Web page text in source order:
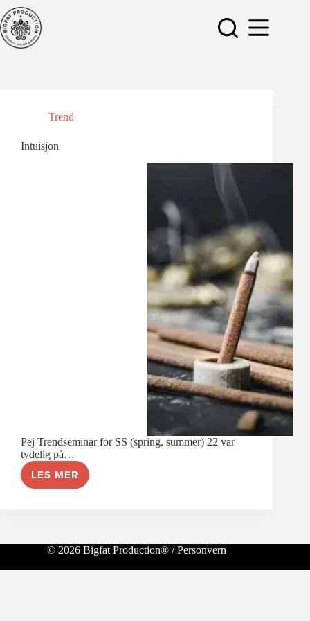
Hopp
til
innholdet
Trend
Intuisjon
Pej Trendseminar for SS (spring, summer) 22 var
tydelig på…
LES MERINTUISJON
© 2026 Bigfat Production® /Personvern